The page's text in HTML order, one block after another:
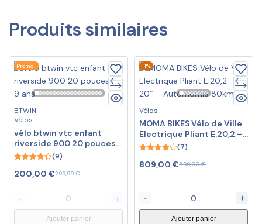
Produits similaires
Promo !
BTWIN
Vélos
vélo btwin vtc enfant
riverside 900 20 pouces
6-9 ans
out of 5
(9)
299,99€
200,00 €
+
Ajouter panier
11%
Vélos
MOMA BIKES Vélo de Ville
Electrique Pliant E.20,2 –
20″ – Automomie 80km
out of 5
(7)
899,00€
809,00 €
- +
Ajouter panier